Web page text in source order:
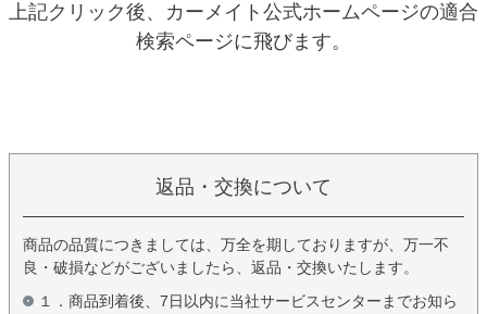
上記クリック後、カーメイト公式ホームページの適合
検索ページに飛びます。
返品・交換について
商品の品質につきましては、万全を期しておりますが、万一不
良・破損などがございましたら、返品・交換いたします。
１．商品到着後、7日以内に当社サービスセンターまでお知ら